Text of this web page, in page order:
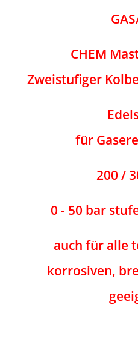
CHEM
Zweistufiger
für
200 /
0 - 50 bar
auch für alle
korrosiven,